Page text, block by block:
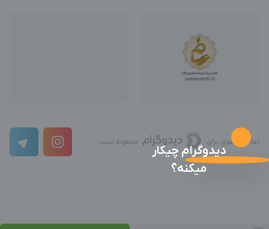
تمامی حقوق برای محفوظ است
دیدوگرام چیکار
میکنه؟